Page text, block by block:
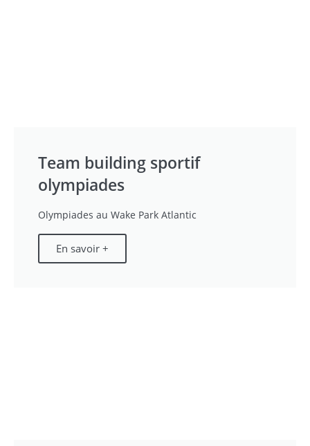
Team building sportif
olympiades
Olympiades au Wake Park Atlantic
En savoir +